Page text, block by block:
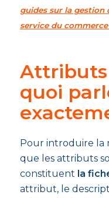
guides sur la
service du
Attributs
quoi
Pour introduire la
que les attributs
constituent la
attribut, le